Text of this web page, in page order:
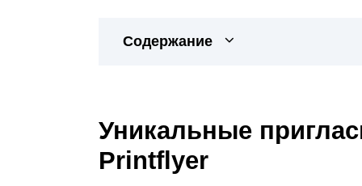
Содержание
Уникальные
Printflyer